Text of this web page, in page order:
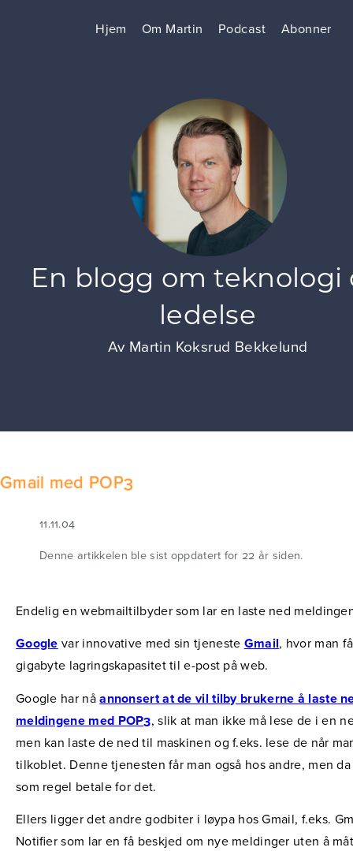
Hjem Om Martin Podcast Abonner
En blogg om teknologi
ledelse
Av Martin Koksrud Bekkelund
Gmail med POP3
11.11.04
Denne artikkelen ble sist oppdatert for 22 år siden.
Endelig en webmailtilbyder som lar en laste ned
Google var innovative med sin tjeneste Gmail, hvor man
gigabyte lagringskapasitet til e-post på web.
Google har nåannonsert at de vil tilby brukerne å laste
meldingene med POP3, slik at man ikke må lese de i en
men kan laste de ned til maskinen og f.eks. lese de når
tilkoblet. Denne tjenesten får man også hos andre, men da
som regel betale for det.
Ellers ligger det andre godbiter i løypa hos Gmail, f.eks.
Notifier som lar en få beskjed om nye meldinger uten å